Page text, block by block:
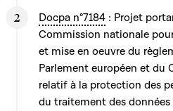
Docpa n°7184 : Projet
Commission nationale
et mise en oeuvre du
Parlement européen et du
relatif à la protection des
du traitement des